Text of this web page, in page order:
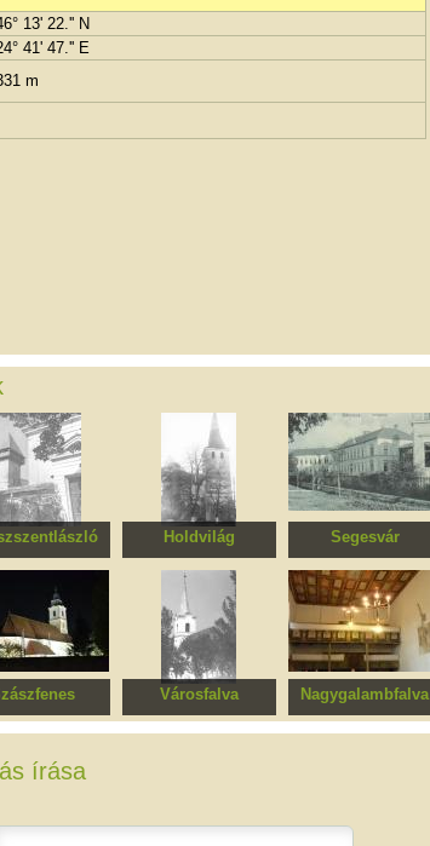
13' 22.'' N
41' 47.'' E
m
evangélikus
templom
Holdvilág
Evangélikus
templomegyüttes
Segesvár
Kórház
katolikus
Városfalva
Unitárius templom
Nagygalambfalva
Református
írása